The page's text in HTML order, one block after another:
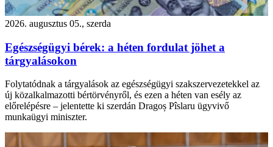
2026. augusztus 05., szerda
Egészségügyi bérek: a héten fordulat jöhet a
tárgyalásokon
Folytatódnak a tárgyalások az egészségügyi szakszervezetekkel az
új közalkalmazotti bértörvényről, és ezen a héten van esély az
előrelépésre – jelentette ki szerdán Dragoș Pîslaru ügyvivő
munkaügyi miniszter.